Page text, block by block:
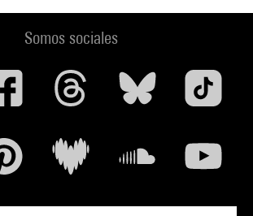
Somos sociales